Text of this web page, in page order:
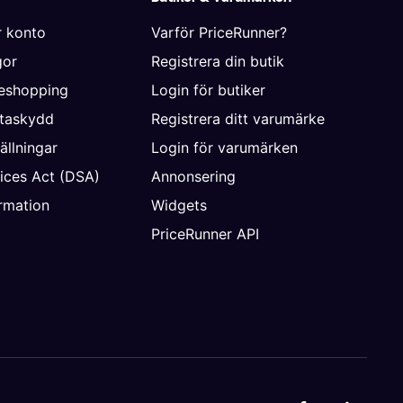
konto
Act (DSA)
Varför PriceRunner?
Registrera din butik
Login för butiker
Registrera ditt varumärke
Login för varumärken
Annonsering
Widgets
PriceRunner API